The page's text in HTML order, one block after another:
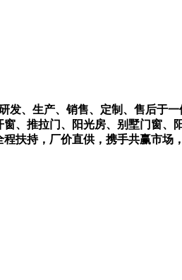
发、生产、销售、定制、售后于
、推拉门、阳光房、别墅门窗
扶持，厂价直供，携手共赢市场